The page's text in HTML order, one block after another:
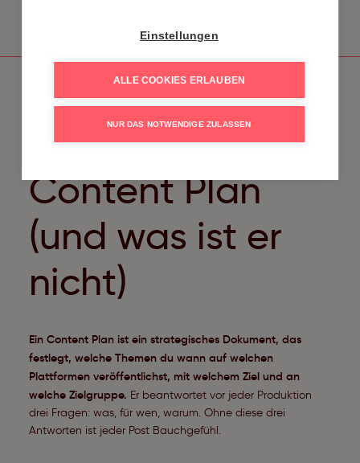
Was ist ein
Content Plan
(und was ist er
nicht)
Ein Content Plan ist ein strategisches Dokument, das
festlegt, welche Themen du wann auf welchen
Plattformen veröffentlichst, mit welchem Ziel und an
welche Zielgruppe. Er beantwortet vor jeder Produktion
drei Fragen: was, für wen, warum. Ohne diese drei
Antworten ist jeder Post Bauchgefühl.
Einstellungen
ALLE COOKIES ERLAUBEN
NUR DAS NOTWENDIGE ZULASSEN